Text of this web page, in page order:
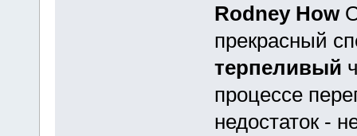
Rodney How
прекрасный
терпеливый
процессе
недостаток -